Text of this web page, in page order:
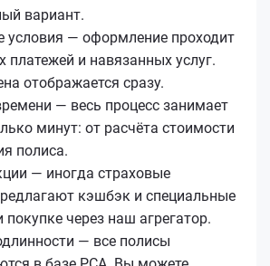
вариант.
условия — оформление проходит
платежей и навязанных услуг.
отображается сразу.
— весь процесс занимает
минут: от расчёта стоимости
полиса.
— иногда страховые
кэшбэк и специальные
покупке через наш агрегатор.
— все полисы